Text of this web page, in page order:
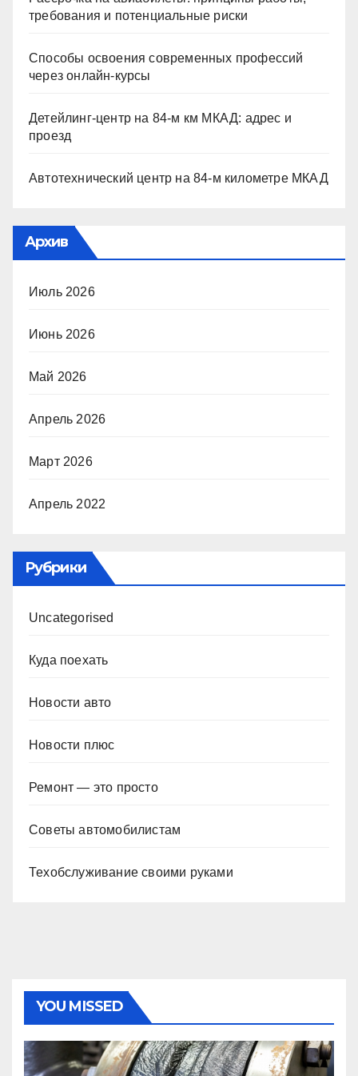
требования и потенциальные риски
Способы освоения современных профессий
через онлайн-курсы
Детейлинг-центр на 84-м км МКАД: адрес и
проезд
Автотехнический центр на 84-м километре МКАД
Архив
Июль 2026
Июнь 2026
Май 2026
Апрель 2026
Март 2026
Апрель 2022
Рубрики
Uncategorised
Куда поехать
Новости авто
Новости плюс
Ремонт — это просто
Советы автомобилистам
Техобслуживание своими руками
YOU MISSED